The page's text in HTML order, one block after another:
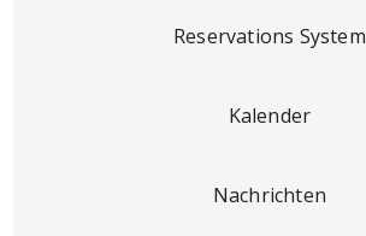
Reservations System
Kalender
Nachrichten